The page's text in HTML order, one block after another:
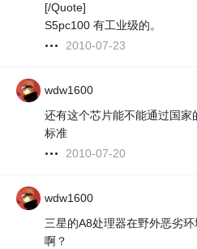
[/Quote]
S5pc100 有工业级的。
2010-07-23
wdw1600
还有这个芯片能不能通过国家
标准
2010-07-20
wdw1600
三星的A8处理器在野外恶劣
啊？